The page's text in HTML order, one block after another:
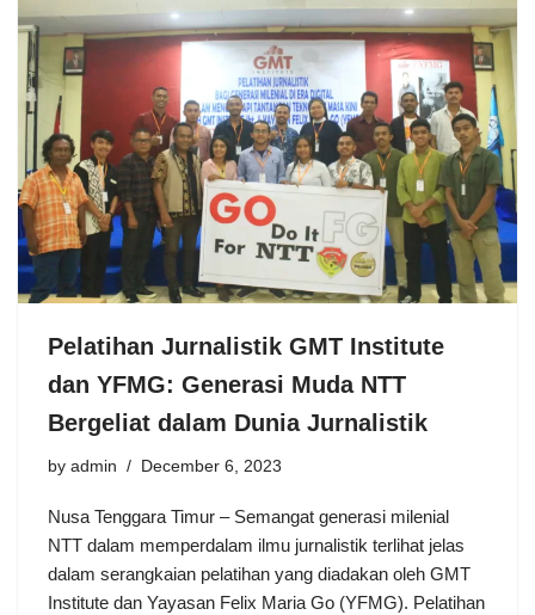
Pelatihan Jurnalistik GMT Institute
dan YFMG: Generasi Muda NTT
Bergeliat dalam Dunia Jurnalistik
by admin December 6, 2023
Nusa Tenggara Timur – Semangat generasi milenial
NTT dalam memperdalam ilmu jurnalistik terlihat jelas
dalam serangkaian pelatihan yang diadakan oleh GMT
Institute dan Yayasan Felix Maria Go (YFMG). Pelatihan